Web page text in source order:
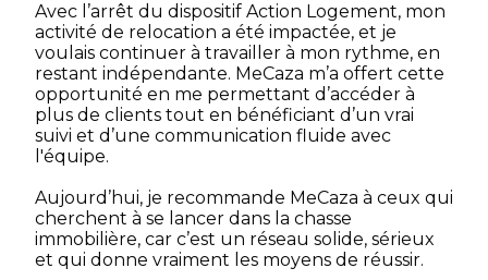
Avec l’arrêt du dispositif Action Logement, mon
activité de relocation a été impactée, et je
voulais continuer à travailler à mon rythme, en
restant indépendante. MeCaza m’a offert cette
opportunité en me permettant d’accéder à
plus de clients tout en bénéficiant d’un vrai
suivi et d’une communication fluide avec
l'équipe.
Aujourd’hui, je recommande MeCaza à ceux qui
cherchent à se lancer dans la chasse
immobilière, car c’est un réseau solide, sérieux
et qui donne vraiment les moyens de réussir.